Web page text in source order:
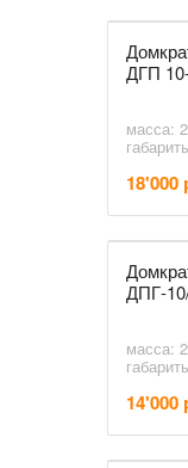
ДГП
масса:
18'000
ДПГ-
масса:
14'000